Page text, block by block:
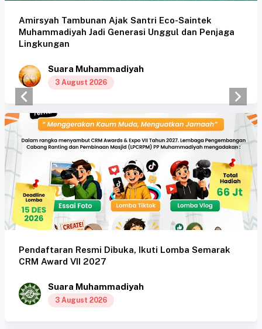
Amirsyah Tambunan Ajak Santri Eco-Saintek
Muhammadiyah Jadi Generasi Unggul dan Penjaga
Lingkungan
Suara Muhammadiyah
3 August 2026
Pendaftaran Resmi Dibuka, Ikuti Lomba Semarak
CRM Award VII 2027
Suara Muhammadiyah
3 August 2026
Previous Next